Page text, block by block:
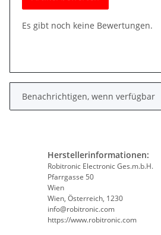
Es gibt noch keine Bewertungen.
Benachrichtigen, wenn verfügbar
Herstellerinformationen:
Robitronic Electronic Ges.m.b.H.
Pfarrgasse 50
Wien
Wien, Österreich, 1230
info@robitronic.com
https://www.robitronic.com